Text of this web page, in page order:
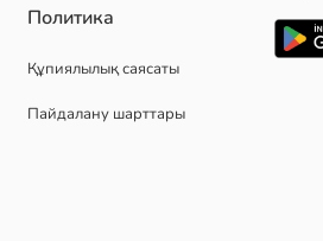
Политика
Құпиялылық саясаты
Пайдалану шарттары